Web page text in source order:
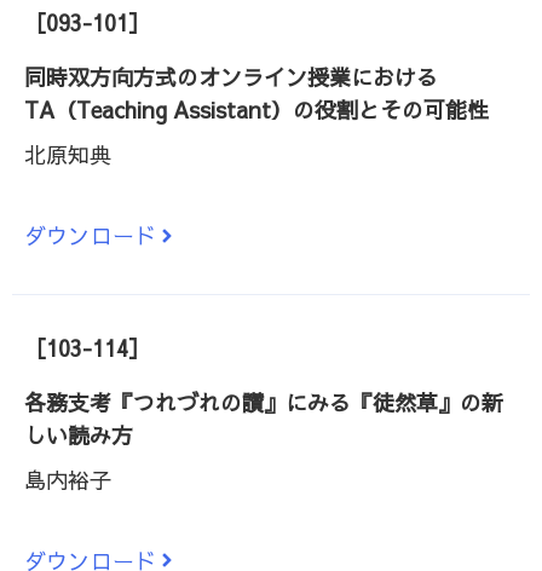
［093-101］
同時双方向方式のオンライン授業における
TA（Teaching Assistant）の役割とその可能性
北原知典
ダウンロード
［103-114］
各務支考『つれづれの讃』にみる『徒然草』の新
しい読み方
島内裕子
ダウンロード